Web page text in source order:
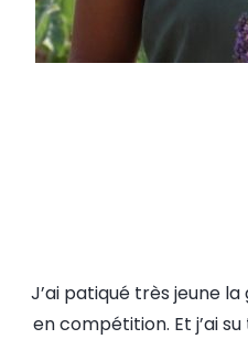
J’ai patiqué très jeune
en compétition. Et j’ai